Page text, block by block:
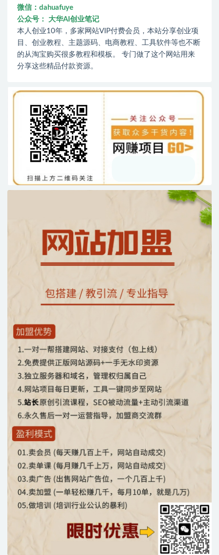
微信：dahuafuye
公众号： 大华AI创业笔记
本人创业10年，多家网站VIP付费会员，本站分享创业项
目、创业教程、主题源码、电商教程、工具软件等也不断
的从淘宝购买很多教程和模板。 专门做了这个网站用来
分享这些精品付款资源。